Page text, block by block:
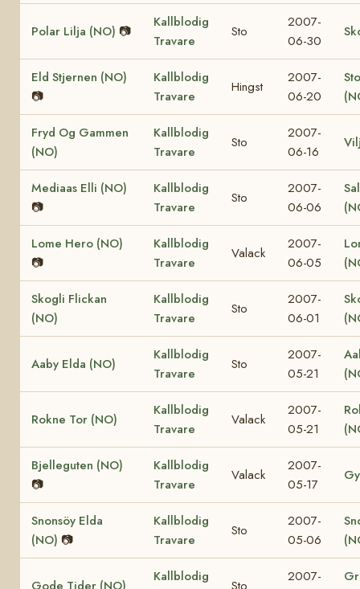
Polar Lilja (NO) 📷
Kallblodig
Travare
Sto
2007-
06-30
Eld Stjernen (NO)
📷
Kallblodig
Travare
Hingst
2007-
06-20
Fryd Og Gammen
(NO)
Kallblodig
Travare
Sto
2007-
06-16
Mediaas Elli (NO)
📷
Kallblodig
Travare
Sto
2007-
06-06
Lome Hero (NO)
📷
Kallblodig
Travare
Valack
2007-
06-05
Skogli Flickan
(NO)
Kallblodig
Travare
Sto
2007-
06-01
Aaby Elda (NO)
Kallblodig
Travare
Sto
2007-
05-21
Rokne Tor (NO)
Kallblodig
Travare
Valack
2007-
05-21
Bjelleguten (NO)
📷
Kallblodig
Travare
Valack
2007-
05-17
Snonsöy Elda
(NO) 📷
Kallblodig
Travare
Sto
2007-
05-06
Gode Tider (NO)
Kallblodig
Sto
2007-